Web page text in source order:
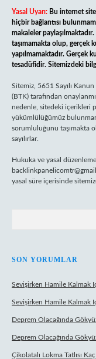
Yasal Uyarı: Bu internet
hiçbir bağlantısı
makaleler
taşımamakta olup, gerçek
yapılmamaktadır. Gerçek
tesadüfidir. Sitemizdeki
Sitemiz, 5651 Sayılı
(BTK) tarafından
nedenle, sitedeki içerikleri
yükümlülüğümüz
sorumluluğunu taşımakta
sayılırlar.
Hukuka ve yasal
yasal süre içerisinde
SON YORUMLAR
Sevişirken Hamile Kalmak
Sevişirken Hamile Kalmak
Deprem Olacağında
Deprem Olacağında
Çikolatalı Lokma Tatlısı